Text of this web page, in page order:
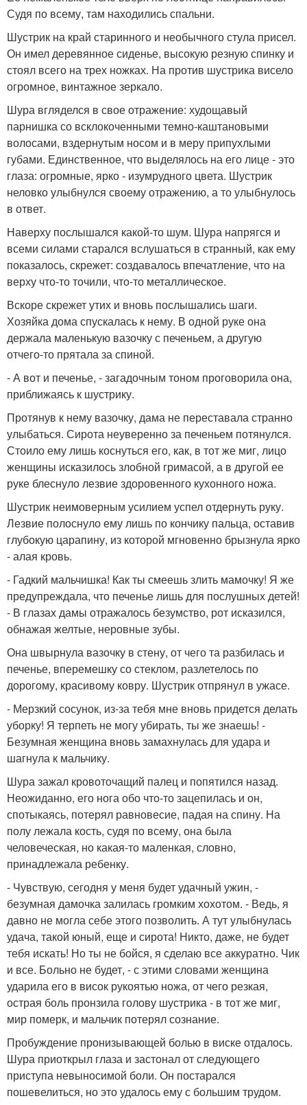
Судя по всему, там находились спальни.
Шустрик на край старинного и необычного стула присел.
Он имел деревянное сиденье, высокую резную спинку и
стоял всего на трех ножках. На против шустрика висело
огромное, винтажное зеркало.
Шура вгляделся в свое отражение: худощавый
парнишка со всклокоченными темно-каштановыми
волосами, вздернутым носом и в меру припухлыми
губами. Единственное, что выделялось на его лице - это
глаза: огромные, ярко - изумрудного цвета. Шустрик
неловко улыбнулся своему отражению, а то улыбнулось
в ответ.
Наверху послышался какой-то шум. Шура напрягся и
всеми силами старался вслушаться в странный, как ему
показалось, скрежет: создавалось впечатление, что на
верху что-то точили, что-то металлическое.
Вскоре скрежет утих и вновь послышались шаги.
Хозяйка дома спускалась к нему. В одной руке она
держала маленькую вазочку с печеньем, а другую
отчего-то прятала за спиной.
- А вот и печенье, - загадочным тоном проговорила она,
приближаясь к шустрику.
Протянув к нему вазочку, дама не переставала странно
улыбаться. Сирота неуверенно за печеньем потянулся.
Стоило ему лишь коснуться его, как, в тот же миг, лицо
женщины исказилось злобной гримасой, а в другой ее
руке блеснуло лезвие здоровенного кухонного ножа.
Шустрик неимоверным усилием успел отдернуть руку.
Лезвие полоснуло ему лишь по кончику пальца, оставив
глубокую царапину, из которой мгновенно брызнула ярко
- алая кровь.
- Гадкий мальчишка! Как ты смеешь злить мамочку! Я же
предупреждала, что печенье лишь для послушных детей!
- В глазах дамы отражалось безумство, рот исказился,
обнажая желтые, неровные зубы.
Она швырнула вазочку в стену, от чего та разбилась и
печенье, вперемешку со стеклом, разлетелось по
дорогому, красивому ковру. Шустрик отпрянул в ужасе.
- Мерзкий сосунок, из-за тебя мне вновь придется делать
уборку! Я терпеть не могу убирать, ты же знаешь! -
Безумная женщина вновь замахнулась для удара и
шагнула к мальчику.
Шура зажал кровоточащий палец и попятился назад.
Неожиданно, его нога обо что-то зацепилась и он,
спотыкаясь, потерял равновесие, падая на спину. На
полу лежала кость, судя по всему, она была
человеческая, но какая-то маленкая, словно,
принадлежала ребенку.
- Чувствую, сегодня у меня будет удачный ужин, -
безумная дамочка залилась громким хохотом. - Ведь, я
давно не могла себе этого позволить. А тут улыбнулась
удача, такой юный, еще и сирота! Никто, даже, не будет
тебя искать! Но ты не бойся, я сделаю все аккуратно. Чик
и все. Больно не будет, - с этими словами женщина
ударила его в висок рукоятью ножа, от чего резкая,
острая боль пронзила голову шустрика - в тот же миг,
мир померк, и мальчик потерял сознание.
Пробуждение пронизывающей болью в виске отдалось.
Шура приоткрыл глаза и застонал от следующего
приступа невыносимой боли. Он постарался
пошевелиться, но это удалось ему с большим трудом.